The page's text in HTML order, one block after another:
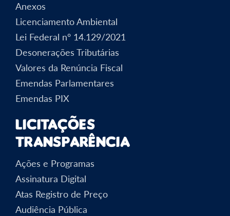
Anexos
Licenciamento Ambiental
Lei Federal nº 14.129/2021
Desonerações Tributárias
Valores da Renúncia Fiscal
Emendas Parlamentares
Emendas PIX
Licitações
Transparência
Ações e Programas
Assinatura Digital
Atas Registro de Preço
Audiência Pública